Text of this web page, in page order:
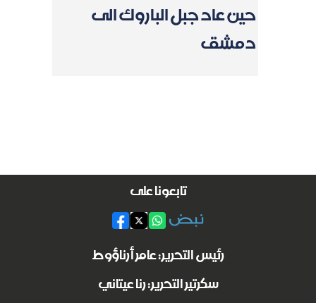
حين عاد جبل الباروك الى
دمشق
تابعونا على
رئيس التحرير: عامر أرناؤوط
سكرتير التحرير: رنا عيتاني